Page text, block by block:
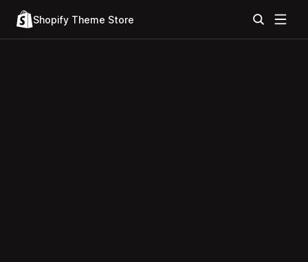
Shopify Theme Store